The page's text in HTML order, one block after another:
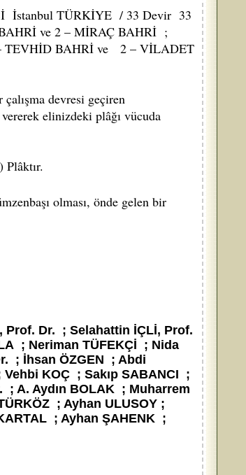
İstanbul TÜRKİYE / 33 Devir 33
ve 2 – MİRAÇ BAHRİ ;
– TEVHİD BAHRİ ve 2 – VİLADET
devresi geçiren
elinizdeki plâğı vücuda
olması, önde gelen bir
; Selahattin İÇLİ, Prof.
; Neriman TÜFEKÇİ ; Nida
; İhsan ÖZGEN ; Abdi
KOÇ ; Sakıp SABANCI ;
; A. Aydın BOLAK ; Muharrem
; Ayhan ULUSOY ;
; Ayhan ŞAHENK ;